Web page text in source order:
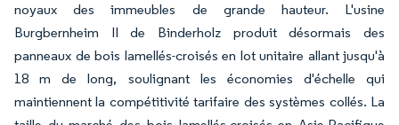
noyaux des immeubles de grande hauteur. L'usine
Burgbernheim II de Binderholz produit désormais des
panneaux de bois lamellés-croisés en lot unitaire allant jusqu'à
18 m de long, soulignant les économies d'échelle qui
maintiennent la compétitivité tarifaire des systèmes collés. La